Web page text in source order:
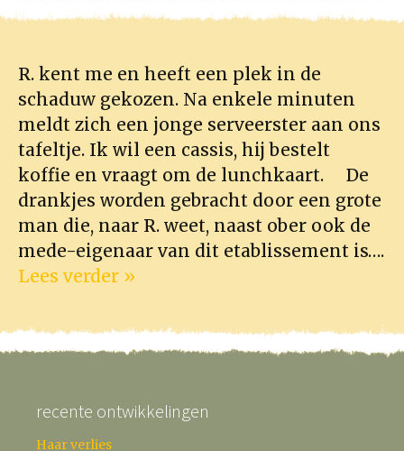
R. kent me en heeft een plek in de
schaduw gekozen. Na enkele minuten
meldt zich een jonge serveerster aan ons
tafeltje. Ik wil een cassis, hij bestelt
koffie en vraagt om de lunchkaart. De
drankjes worden gebracht door een grote
man die, naar R. weet, naast ober ook de
mede-eigenaar van dit etablissement is….
Lees verder »
recente ontwikkelingen
Haar verlies